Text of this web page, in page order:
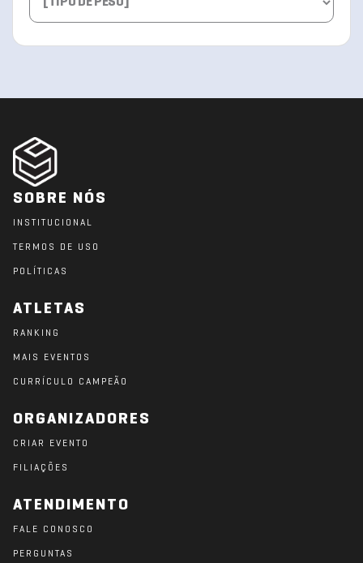
SOBRE NÓS
INSTITUCIONAL
TERMOS DE USO
POLÍTICAS
ATLETAS
RANKING
MAIS EVENTOS
CURRÍCULO CAMPEÃO
ORGANIZADORES
CRIAR EVENTO
FILIAÇÕES
ATENDIMENTO
FALE CONOSCO
PERGUNTAS